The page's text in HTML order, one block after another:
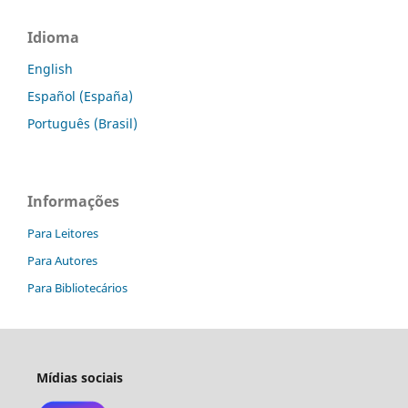
Idioma
English
Español (España)
Português (Brasil)
Informações
Para Leitores
Para Autores
Para Bibliotecários
Mídias sociais